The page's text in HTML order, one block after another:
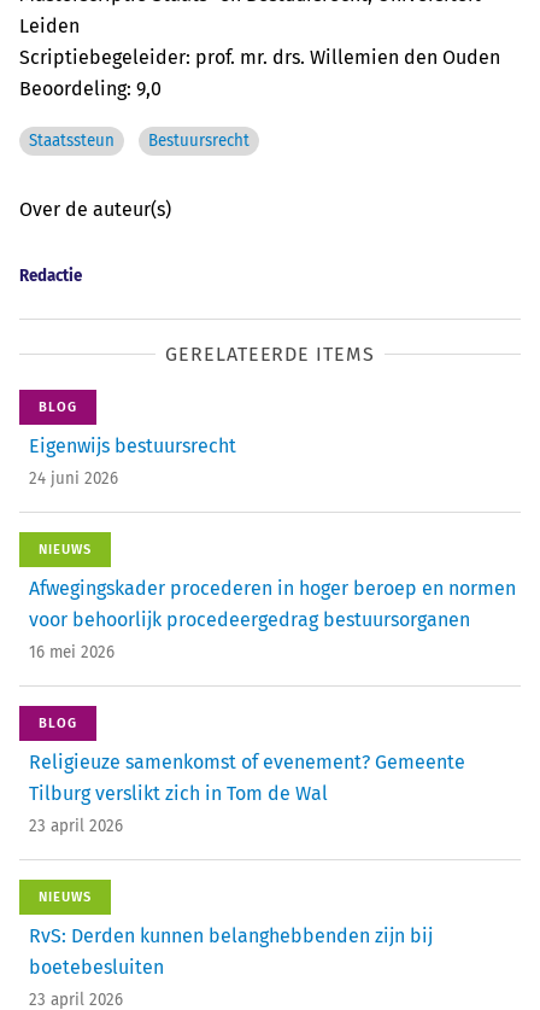
Leiden
Scriptiebegeleider: prof. mr. drs. Willemien den Ouden
Beoordeling: 9,0
Staatssteun Bestuursrecht
Over de auteur(s)
Redactie
GERELATEERDE ITEMS
BLOG
Eigenwijs bestuursrecht
24 juni 2026
NIEUWS
Afwegingskader procederen in hoger beroep en normen
voor behoorlijk procedeergedrag bestuursorganen
16 mei 2026
BLOG
Religieuze samenkomst of evenement? Gemeente
Tilburg verslikt zich in Tom de Wal
23 april 2026
NIEUWS
RvS: Derden kunnen belanghebbenden zijn bij
boetebesluiten
23 april 2026